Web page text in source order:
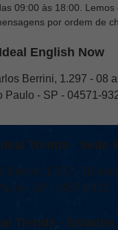
09:00 às 18:00.
por ordem de
Ideal English Now
Berrini, 1.297 - 08
Paulo - SP - 04571-
Trends - Sede
Berrini, 1.297 - 10
- SP - 04571-932
Trends -